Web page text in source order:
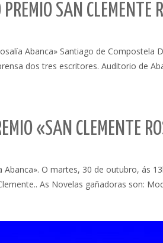
SAN CLEMENTE
Abanca» Santiago de
dos tres escritores. Auditorio de
«SAN CLEMENTE
Abanca». O martes, 30 de outubro, ás
As Novelas gañadoras son: